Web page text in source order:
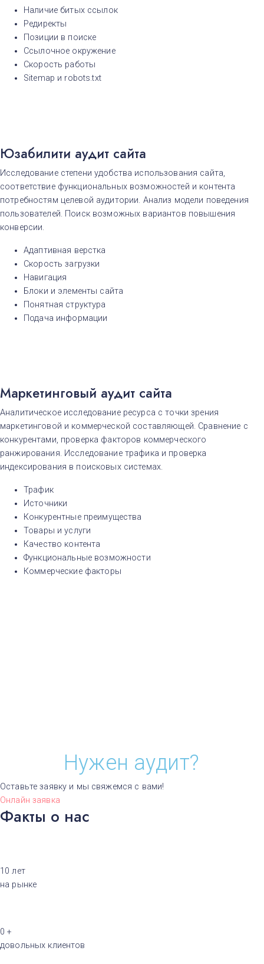
Наличие битых ссылок
Редиректы
Позиции в поиске
Ссылочное окружение
Скорость работы
Sitemap и robots.txt
Юзабилити аудит сайта
Исследование степени удобства использования сайта,
соответствие функциональных возможностей и контента
потребностям целевой аудитории. Анализ модели поведения
пользователей. Поиск возможных вариантов повышения
конверсии.
Адаптивная верстка
Скорость загрузки
Навигация
Блоки и элементы сайта
Понятная структура
Подача информации
Маркетинговый аудит сайта
Аналитическое исследование ресурса с точки зрения
маркетинговой и коммерческой составляющей. Сравнение с
конкурентами, проверка факторов коммерческого
ранжирования. Исследование трафика и проверка
индексирования в поисковых системах.
Трафик
Источники
Конкурентные преимущества
Товары и услуги
Качество контента
Функциональные возможности
Коммерческие факторы
Нужен аудит?
Оставьте заявку и мы свяжемся с вами!
Онлайн заявка
Факты о нас
10 лет
на рынке
0 +
довольных клиентов
Екатеринбург
К
Красноярск
М
Москва
П
Пермь
Р
Ростов-на-Дону
С
Самара
Т
Тверь
У
Уфа
Ч
Челябинск